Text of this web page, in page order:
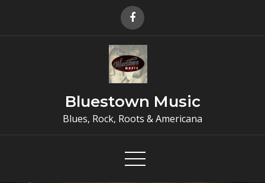
Bluestown Music
Blues, Rock, Roots & Americana